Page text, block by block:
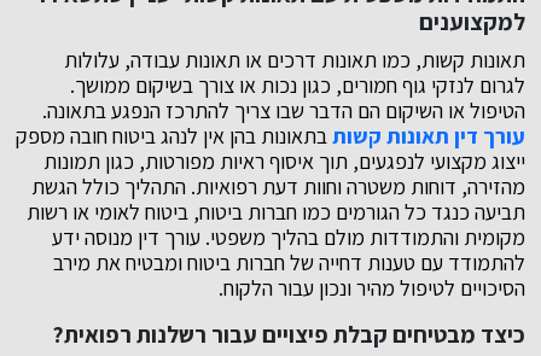
למקצוענים
תאונות קשות, כמו תאונות דרכים או תאונות עבודה, עלולות
לגרום לנזקי גוף חמורים, כגון נכות או צורך בשיקום ממושך.
הטיפול או השיקום הם הדבר שבו צריך להתרכז הנפגע בתאונה.
עורך דין תאונות קשותבתאונות בהן אין לנהג ביטוח חובה מספק
ייצוג מקצועי לנפגעים, תוך איסוף ראיות מפורטות, כגון תמונות
מהזירה, דוחות משטרה וחוות דעת רפואיות. התהליך כולל הגשת
תביעה כנגד כל הגורמים כמו חברות ביטוח, ביטוח לאומי או רשות
מקומית והתמודדות מולם בהליך משפטי. עורך דין מנוסה ידע
להתמודד עם טענות דחייה של חברות ביטוח ומבטיח את מירב
הסיכויים לטיפול מהיר ונכון עבור הלקוח.
כיצד מבטיחים קבלת פיצויים עבור רשלנות רפואית?